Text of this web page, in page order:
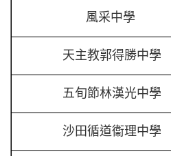
風采中學
天主教郭得勝中學
五旬節林漢光中學
沙田循道衞理中學